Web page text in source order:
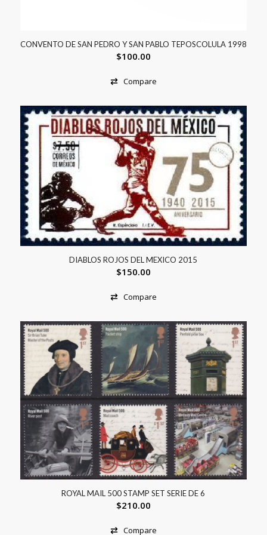
CONVENTO DE SAN PEDRO Y SAN PABLO TEPOSCOLULA 1998
$100.00
Compare
DIABLOS ROJOS DEL MEXICO 2015
$150.00
Compare
ROYAL MAIL 500 STAMP SET SERIE DE 6
$210.00
Compare